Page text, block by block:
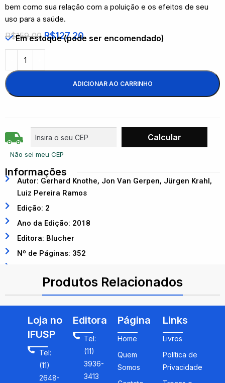
bem como sua relação com a poluição e os efeitos de seu
uso para a saúde.
R$159,00 R$127,20
Em estoque (pode ser encomendado)
ADICIONAR AO CARRINHO
Não sei meu CEP
Informações
Autor: Gerhard Knothe, Jon Van Gerpen, Jürgen Krahl,
Luiz Pereira Ramos
Edição: 2
Ano da Edição: 2018
Editora: Blucher
Nº de Páginas: 352
Produtos Relacionados
Loja no
IFUSP
Tel:
(11)
2648-
Editora
Tel:
(11)
3936-
3413
Página
Home
Quem
Somos
Links
Livros
Política de
Privacidade